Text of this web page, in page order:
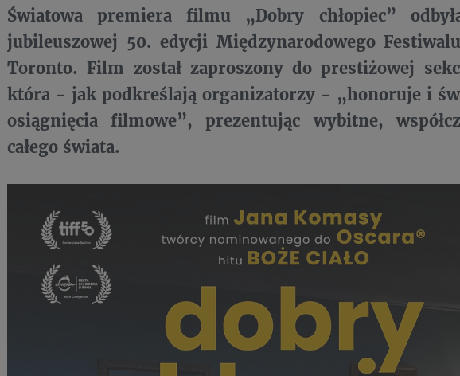
Światowa premiera filmu „Dobry chłopiec”
jubileuszowej 50. edycji Międzynarodowego
Toronto. Film został zaproszony do prestiżowej
która - jak podkreślają organizatorzy - „honoruje i
osiągnięcia filmowe”, prezentując wybitne,
całego świata.